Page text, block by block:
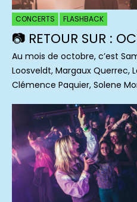
CONCERTS FLASHBACK
📷 RETOUR SUR :
Au mois de octobre, c’est
Loosveldt, Margaux Querrec,
Clémence Paquier, Solene